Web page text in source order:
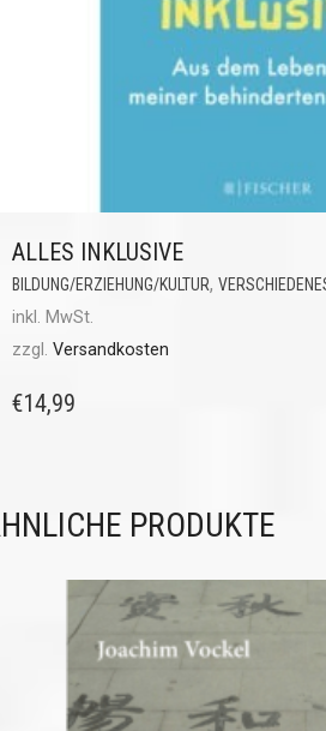
ALLES INKLUSIVE
BILDUNG/ERZIEHUNG/KULTUR,
inkl. MwSt.
zzgl. Versandkosten
€14,99
PRODUKTE